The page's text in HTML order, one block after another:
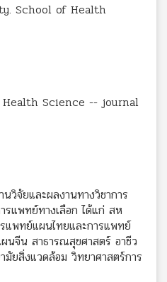
School of Health
Science -- journal
วิจัยและผลงานทางวิชาการ
รแพทย์ทางเลือก ได้แก่ สห
แพทย์แผนไทยและการแพทย์
นจีน สาธารณสุขศาสตร์ อาชีว
ยสิ่งแวดล้อม วิทยาศาสตร์การ